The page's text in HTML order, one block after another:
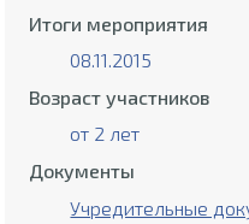
Итоги мероприятия
08.11.2015
Возраст участников
от 2 лет
Документы
Учредительные